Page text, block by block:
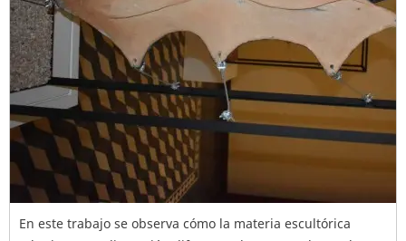
En este trabajo se observa cómo la materia escultórica